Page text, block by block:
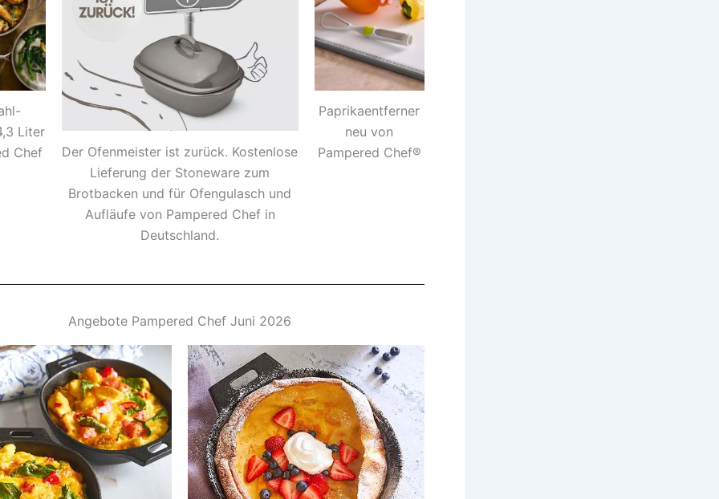
Liter
Chef
Der Ofenmeister ist zurück. Kostenlose
Lieferung der Stoneware zum
Brotbacken und für Ofengulasch und
Aufläufe von Pampered Chef in
Deutschland.
Paprikaentferner
neu von
Pampered Chef®
Angebote Pampered Chef Juni 2026